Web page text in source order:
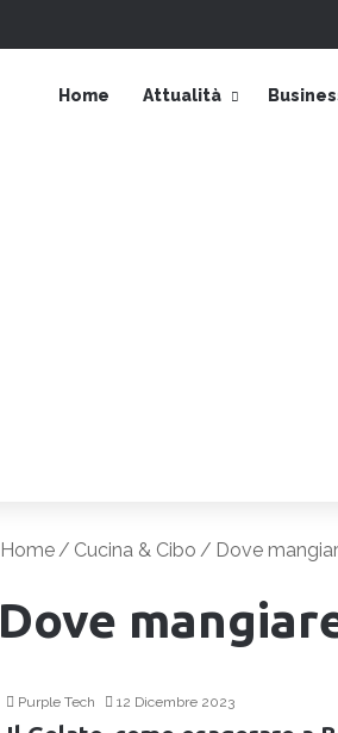
Home Attualità
Home/ Cucina & Cibo / Dove
Dove
Purple Tech 12 Dicembre 2023